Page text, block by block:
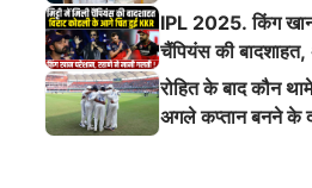
IPL 2025. किंग
चैंपियंस की
ऐसी दहाड़
रोहित के बाद कौन
अगले कप्तान बनने के